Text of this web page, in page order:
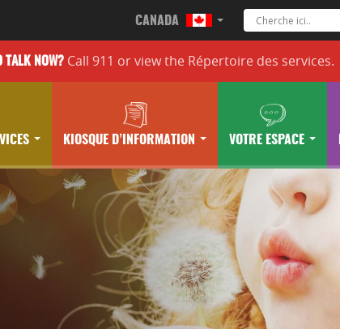
CANADA
TALK NOW? Call 911 orview the Répertoire des services.
KIOSQUE D’INFORMATION VOTRE ESPACE